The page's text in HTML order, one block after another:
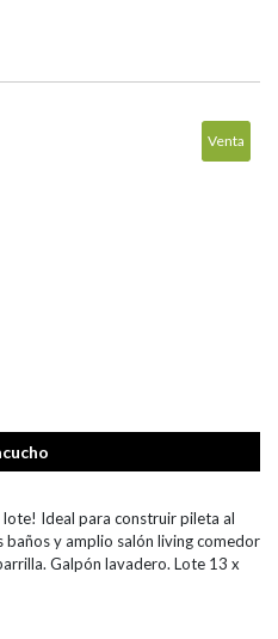
Venta
lote! Ideal para construir pileta al
y amplio salón living comedor
Galpón lavadero. Lote 13 x